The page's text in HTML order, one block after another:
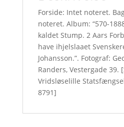
Forside: Intet noteret.
noteret. Album: “570-
kaldet Stump. 2 Aars
have ihjelslaaet
Johansson.”. Fotograf:
Randers, Vestergade 39.
Vridsløselille
8791]